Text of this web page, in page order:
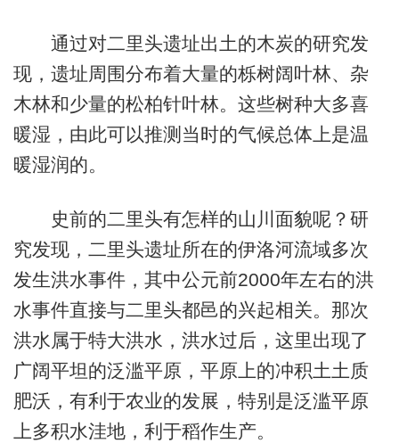
通过对二里头遗址出土的木炭的研究发
现，遗址周围分布着大量的栎树阔叶林、杂
木林和少量的松柏针叶林。这些树种大多喜
暖湿，由此可以推测当时的气候总体上是温
暖湿润的。
史前的二里头有怎样的山川面貌呢？研
究发现，二里头遗址所在的伊洛河流域多次
发生洪水事件，其中公元前2000年左右的洪
水事件直接与二里头都邑的兴起相关。那次
洪水属于特大洪水，洪水过后，这里出现了
广阔平坦的泛滥平原，平原上的冲积土土质
肥沃，有利于农业的发展，特别是泛滥平原
上多积水洼地，利于稻作生产。